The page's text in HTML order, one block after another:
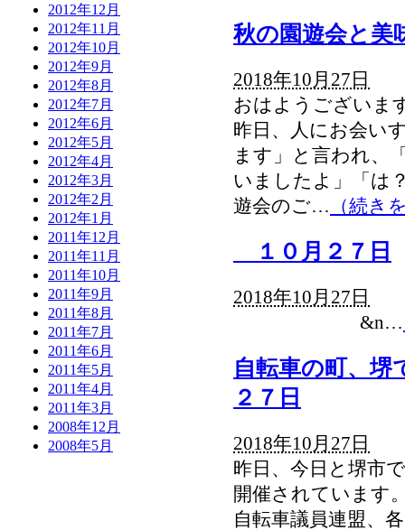
2012年12月
2012年11月
2012年10月
2012年9月
2012年8月
2012年7月
2012年6月
2012年5月
2012年4月
2012年3月
2012年2月
2012年1月
2011年12月
2011年11月
2011年10月
2011年9月
2011年8月
2011年7月
2011年6月
2011年5月
2011年4月
2011年3月
2008年12月
2008年5月
秋の園遊会と
2018年10月27日
おはようございま
昨日、人にお会い
ます」と言われ、
いましたよ」「は
遊会のご… （続き
１０月２７日
2018年10月27日
&n…
自転車の町、
２７日
2018年10月27日
昨日、今日と堺市
開催されています
自転車議員連盟、